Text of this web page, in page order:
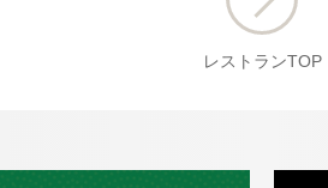
レストランTOP